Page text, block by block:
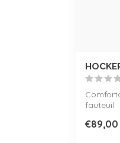
fauteuil
€89,00